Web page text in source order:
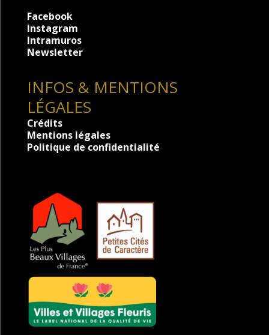
Facebook
Instagram
Intramuros
Newsletter
INFOS & MENTIONS
LÉGALES
Crédits
Mentions légales
Politique de confidentialité